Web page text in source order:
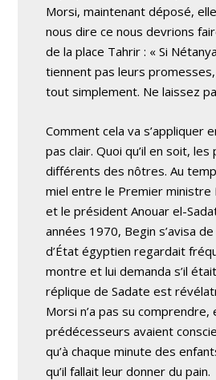
Morsi, maintenant déposé,
nous dire ce nous devrions
de la place Tahrir : « Si
tiennent pas leurs
tout simplement. Ne laissez
Comment cela va s’appliquer
pas clair. Quoi qu’il en soit,
différents des nôtres. Au
miel entre le Premier ministre
et le président Anouar el-
années 1970, Begin s’avisa
d’État égyptien regardait
montre et lui demanda s’il
réplique de Sadate est
Morsi n’a pas su
prédécesseurs avaient
qu’à chaque minute des
qu’il fallait leur donner du pain.